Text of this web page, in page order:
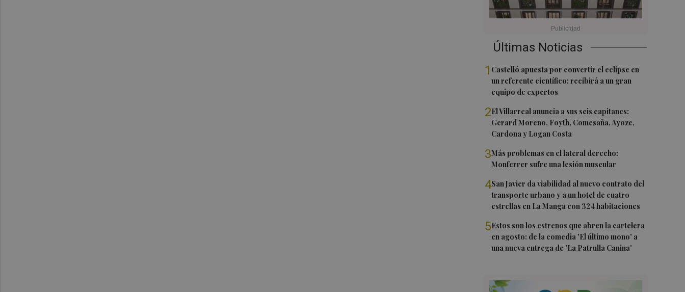
Últimas Noticias
1 Castelló apuesta por convertir el eclipse en
un referente científico: recibirá a un gran
equipo de expertos
2El Villarreal anuncia a sus seis capitanes:
Gerard Moreno, Foyth, Comesaña, Ayoze,
Cardona y Logan Costa
3Más problemas en el lateral derecho:
Monferrer sufre una lesión muscular
4San Javier da viabilidad al nuevo contrato del
transporte urbano y a un hotel de cuatro
estrellas en La Manga con 324 habitaciones
5Estos son los estrenos que abren la cartelera
en agosto: de la comedia 'El último mono' a
una nueva entrega de 'La Patrulla Canina'